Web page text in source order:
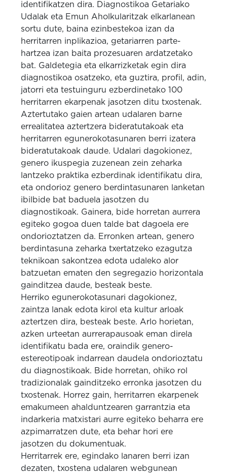
identifikatzen dira. Diagnostikoa Getariako
Udalak eta Emun Aholkularitzak elkarlanean
sortu dute, baina ezinbestekoa izan da
herritarren inplikazioa, getariarren parte-
hartzea izan baita prozesuaren ardatzetako
bat. Galdetegia eta elkarrizketak egin dira
diagnostikoa osatzeko, eta guztira, profil, adin,
jatorri eta testuinguru ezberdinetako 100
herritarren ekarpenak jasotzen ditu txostenak.
Aztertutako gaien artean udalaren barne
errealitatea aztertzera bideratutakoak eta
herritarren egunerokotasunaren berri izatera
bideratutakoak daude. Udalari dagokionez,
genero ikuspegia zuzenean zein zeharka
lantzeko praktika ezberdinak identifikatu dira,
eta ondorioz genero berdintasunaren lanketan
ibilbide bat baduela jasotzen du
diagnostikoak. Gainera, bide horretan aurrera
egiteko gogoa duen talde bat dagoela ere
ondorioztatzen da. Erronken artean, genero
berdintasuna zeharka txertatzeko ezagutza
teknikoan sakontzea edota udaleko alor
batzuetan ematen den segregazio horizontala
gainditzea daude, besteak beste.
Herriko egunerokotasunari dagokionez,
zaintza lanak edota kirol eta kultur arloak
aztertzen dira, besteak beste. Arlo horietan,
azken urteetan aurrerapausoak eman direla
identifikatu bada ere, oraindik genero-
estereotipoak indarrean daudela ondorioztatu
du diagnostikoak. Bide horretan, ohiko rol
tradizionalak gainditzeko erronka jasotzen du
txostenak. Horrez gain, herritarren ekarpenek
emakumeen ahalduntzearen garrantzia eta
indarkeria matxistari aurre egiteko beharra ere
azpimarratzen dute, eta behar hori ere
jasotzen du dokumentuak.
Herritarrek ere, egindako lanaren berri izan
dezaten, txostena udalaren webgunean